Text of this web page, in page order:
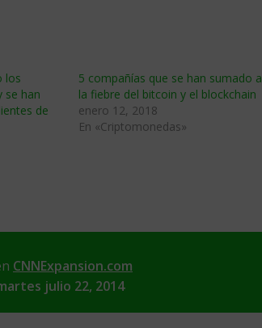
los
se han
de
5 compañías que se han sumado a
la fiebre del bitcoin y el blockchain
enero 12, 2018
En «Criptomonedas»
CNNExpansion.com
julio 22, 2014